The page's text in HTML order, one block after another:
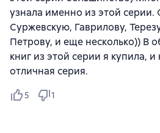
узнала именно из этой серии.
Суржевскую, Гаврилову,
Петрову, и еще несколько)) В
книг из этой серии я купила,
отличная серия.
5 1